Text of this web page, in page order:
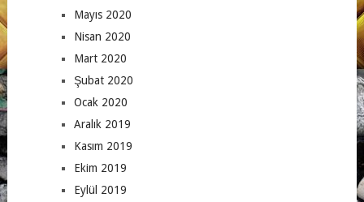
Mayıs 2020
Nisan 2020
Mart 2020
Şubat 2020
Ocak 2020
Aralık 2019
Kasım 2019
Ekim 2019
Eylül 2019